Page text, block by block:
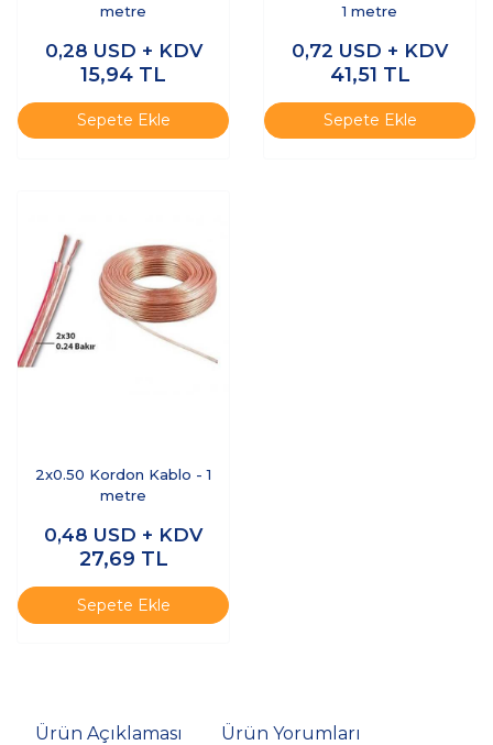
metre
0,28 USD + KDV
15,94 TL
Sepete Ekle
1 metre
0,72 USD + KDV
41,51 TL
Sepete Ekle
2x0.50 Kordon Kablo - 1
metre
0,48 USD + KDV
27,69 TL
Sepete Ekle
Ürün Açıklaması Ürün Yorumları